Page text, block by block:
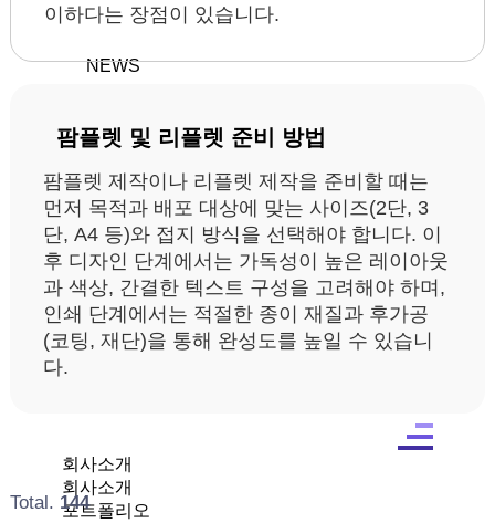
NEWS
HD Blog
인쇄가이드
견적문의
회사소개
회사소개
포트폴리오
이하다는 장점이 있습니다.
팜플렛 및 리플렛 준비 방법
팜플렛 제작이나 리플렛 제작을 준비할 때는
먼저 목적과 배포 대상에 맞는 사이즈(2단, 3
단, A4 등)와 접지 방식을 선택해야 합니다. 이
후 디자인 단계에서는 가독성이 높은 레이아웃
과 색상, 간결한 텍스트 구성을 고려해야 하며,
인쇄 단계에서는 적절한 종이 재질과 후가공
(코팅, 재단)을 통해 완성도를 높일 수 있습니
다.
Total. 144